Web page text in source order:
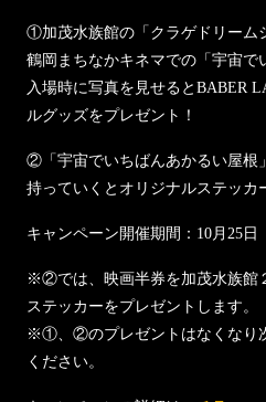
①加茂水族館の「クラゲドリーム
鶴岡まちなかキネマでの「宇宙で
入場時に写真を見せるとBABER
ルグッズをプレゼント！
②「宇宙でいちばんあかるい屋根
持っていくとオリジナルステッカ
キャンペーン開催期間：10月25日
※②では、映画半券を加茂水族館
ステッカーをプレゼントします。
※①、②のプレゼントはなくなり
ください。